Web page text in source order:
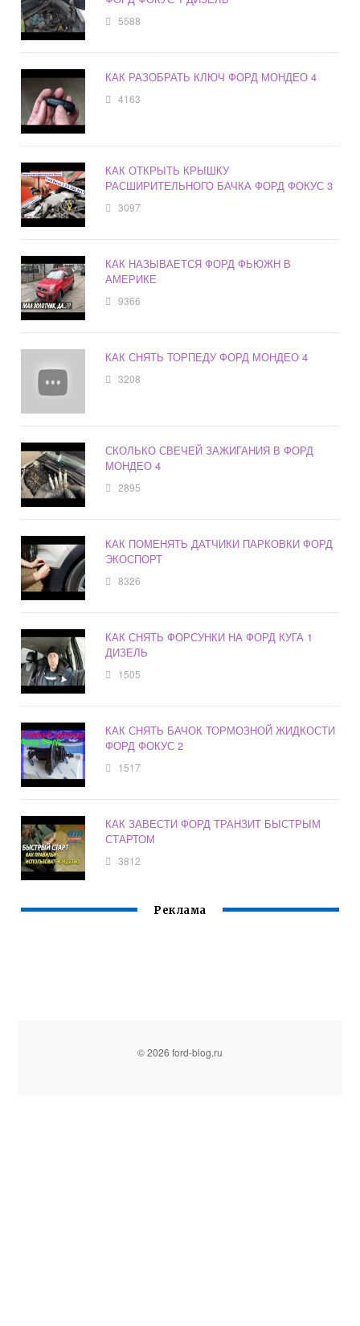
5588
КАК РАЗОБРАТЬ КЛЮЧ ФОРД МОНДЕО 4
4163
КАК ОТКРЫТЬ КРЫШКУ
РАСШИРИТЕЛЬНОГО БАЧКА ФОРД ФОКУС 3
3097
КАК НАЗЫВАЕТСЯ ФОРД ФЬЮЖН В
АМЕРИКЕ
9366
КАК СНЯТЬ ТОРПЕДУ ФОРД МОНДЕО 4
3208
СКОЛЬКО СВЕЧЕЙ ЗАЖИГАНИЯ В ФОРД
МОНДЕО 4
2895
КАК ПОМЕНЯТЬ ДАТЧИКИ ПАРКОВКИ ФОРД
ЭКОСПОРТ
8326
КАК СНЯТЬ ФОРСУНКИ НА ФОРД КУГА 1
ДИЗЕЛЬ
1505
КАК СНЯТЬ БАЧОК ТОРМОЗНОЙ ЖИДКОСТИ
ФОРД ФОКУС 2
1517
КАК ЗАВЕСТИ ФОРД ТРАНЗИТ БЫСТРЫМ
СТАРТОМ
3812
Реклама
© 2026 ford-blog.ru